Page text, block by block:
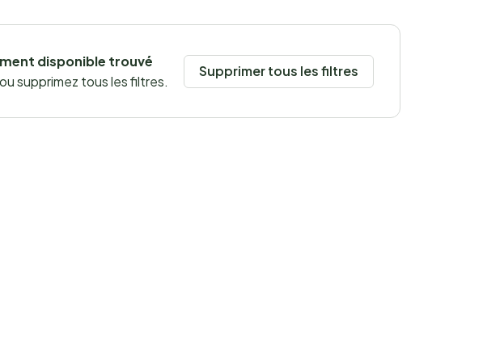
disponible trouvé
supprimez tous les filtres.
Supprimer tous les filtres